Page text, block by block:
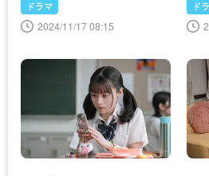
ドラマ
2024/11/17 08:15
ド